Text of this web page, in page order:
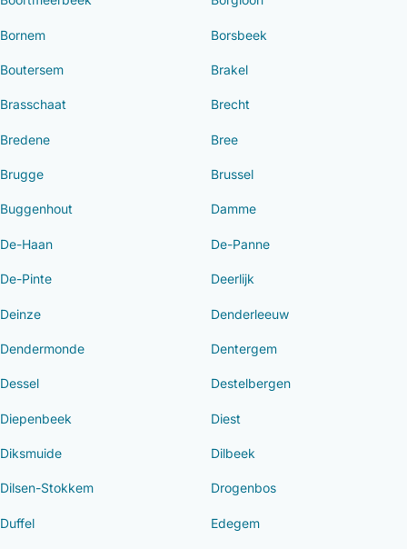
Bornem Borsbeek
Boutersem Brakel
Brasschaat Brecht
Bredene Bree
Brugge Brussel
Buggenhout Damme
De-Haan De-Panne
De-Pinte Deerlijk
Deinze Denderleeuw
Dendermonde Dentergem
Dessel Destelbergen
Diepenbeek Diest
Diksmuide Dilbeek
Dilsen-Stokkem Drogenbos
Duffel Edegem